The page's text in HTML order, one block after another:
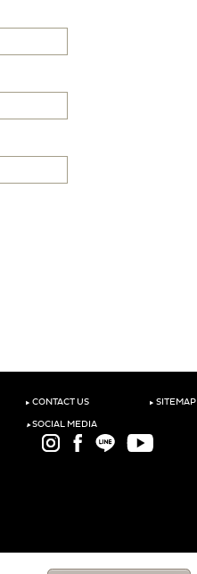
‣ CONTACT US
‣SOCIAL MEDIA
‣ SITEMAP